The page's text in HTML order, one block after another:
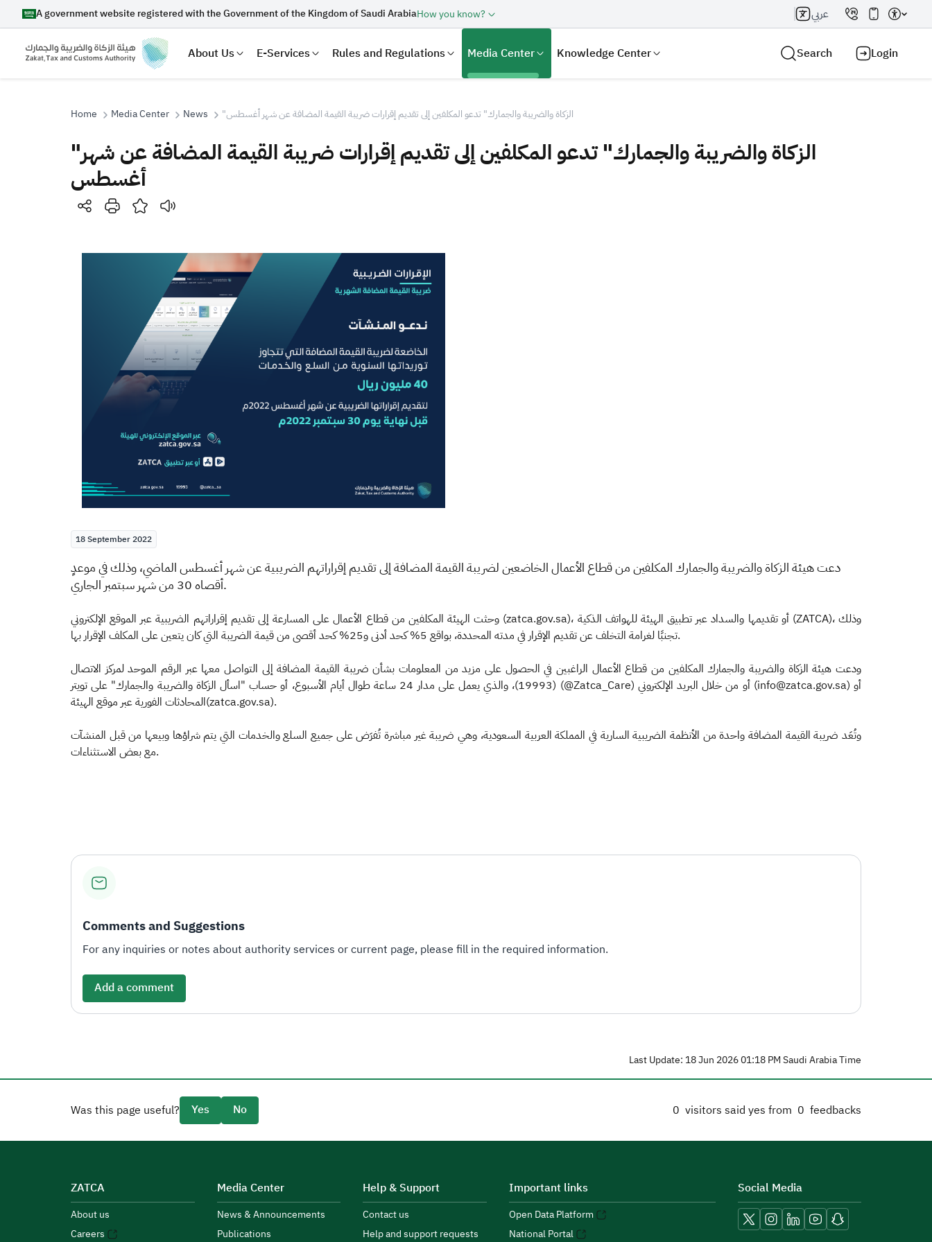
A government website registered with the Government of the Kingdom of Saudi ArabiaHow you know? عربي
About Us E-Services Rules and Regulations Media Center Knowledge Center Search Login
Search
Customs Tax Declaration
Home Media Center News "الزكاة والضريبة والجمارك" تدعو المكلفين إلى تقديم إقرارات ضريبة القيمة المضافة عن شهر أغسطس
"الزكاة والضريبة والجمارك" تدعو المكلفين إلى تقديم إقرارات ضريبة القيمة المضافة عن شهر
أغسطس
18 September 2022
دعت هيئة الزكاة والضريبة والجمارك المكلفين من قطاع الأعمال الخاضعين لضريبة القيمة المضافة إلى تقديم إقراراتهم الضريبية عن شهر أغسطس الماضي، وذلك في موعدٍ
أقصاه 30 من شهر سبتمبر الجاري.
وحثت الهيئة المكلفين من قطاع الأعمال على المسارعة إلى تقديم إقراراتهم الضريبية عبر الموقع الإلكتروني (zatca.gov.sa)، أو تقديمها والسداد عبر تطبيق الهيئة للهواتف الذكية (ZATCA)، وذلك
تجنبًا لغرامة التخلف عن تقديم الإقرار في مدته المحددة، بواقع 5% كحد أدنى و25% كحد أقصى من قيمة الضريبة التي كان يتعين على المكلف الإقرار بها.
ودعت هيئة الزكاة والضريبة والجمارك المكلفين من قطاع الأعمال الراغبين في الحصول على مزيد من المعلومات بشأن ضريبة القيمة المضافة إلى التواصل معها عبر الرقم الموحد لمركز الاتصال
(19993)، والذي يعمل على مدار 24 ساعة طوال أيام الأسبوع، أو حساب "اسأل الزكاة والضريبة والجمارك" على تويتر (@Zatca_Care) أو من خلال البريد الإلكتروني (info@zatca.gov.sa) أو
المحادثات الفورية عبر موقع الهيئة(zatca.gov.sa).
وتُعَد ضريبة القيمة المضافة واحدة من الأنظمة الضريبية السارية في المملكة العربية السعودية، وهي ضريبة غير مباشرة تُفرَض على جميع السلع والخدمات التي يتم شراؤها وبيعها من قبل المنشآت
مع بعض الاستثناءات.
Comments and Suggestions
For any inquiries or notes about authority services or current page, please fill in the required information.
Add a comment
Last Update: 18 Jun 2026 01:18 PM Saudi Arabia Time
0 visitors said yes from 0 feedbacks
Was this page useful? Yes No
ZATCA
About us
Careers
Media Center
News & Announcements
Publications
Help & Support
Contact us
Help and support requests
Important links
Open Data Platform
National Portal
Social Media